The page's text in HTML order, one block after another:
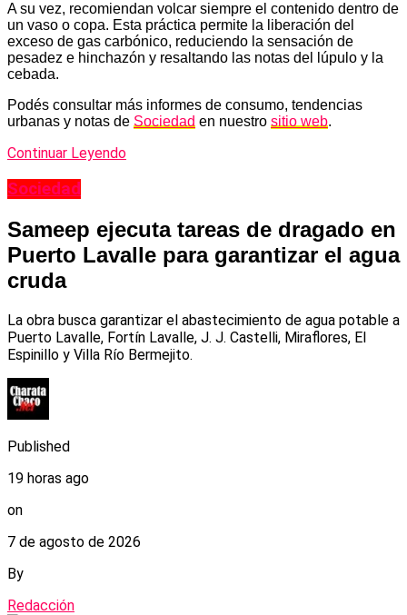
A su vez, recomiendan volcar siempre el contenido dentro de
un vaso o copa. Esta práctica permite la liberación del
exceso de gas carbónico, reduciendo la sensación de
pesadez e hinchazón y resaltando las notas del lúpulo y la
cebada.
Podés consultar más informes de consumo, tendencias
urbanas y notas de Sociedad en nuestro sitio web.
Continuar Leyendo
Sociedad
Sameep ejecuta tareas de dragado en
Puerto Lavalle para garantizar el agua
cruda
La obra busca garantizar el abastecimiento de agua potable a
Puerto Lavalle, Fortín Lavalle, J. J. Castelli, Miraflores, El
Espinillo y Villa Río Bermejito.
Published
19 horas ago
on
7 de agosto de 2026
By
Redacción